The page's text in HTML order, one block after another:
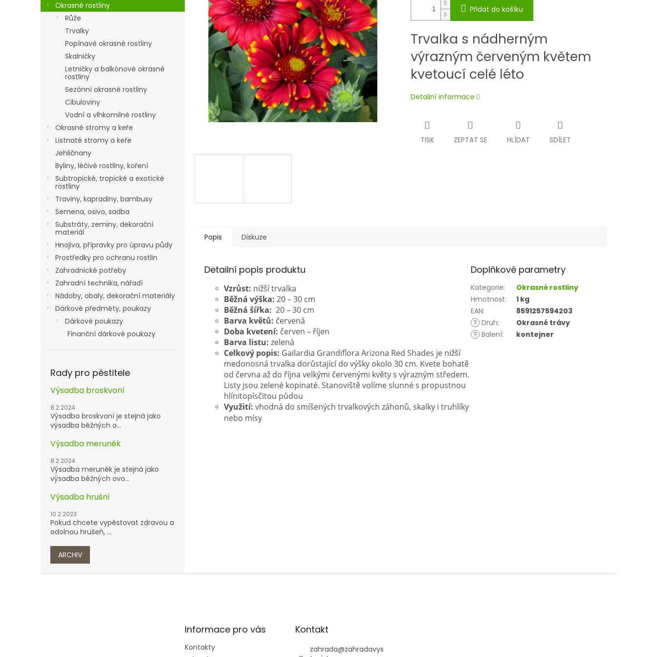
n
Okrasné rostliny
Růže
Trvalky
Popínavé okrasné rostliny
Skalničky
Letničky a balkónové okrasné
rostliny
Sezónní okrasné rostliny
Cibuloviny
Vodní a vlhkomilné rostliny
Okrasné stromy a keře
Listnaté stromy a keře
Jehličnany
Byliny, léčivé rostliny, koření
Subtropické, tropické a exotické
rostliny
Traviny, kapradiny, bambusy
Semena, osivo, sadba
Substráty, zeminy, dekorační
materiál
Hnojiva, přípravky pro úpravu půdy
Prostředky pro ochranu rostlin
Zahradnické potřeby
Zahradní technika, nářadí
Nádoby, obaly, dekorační materiály
Dárkové předměty, poukazy
Dárkové poukazy
Finanční dárkové poukazy
Rady pro pěstitele
Výsadba broskvoní
8.2.2024
Výsadba broskvoní je stejná jako
výsadba běžných o...
Výsadba meruněk
8.2.2024
Výsadba meruněk je stejná jako
výsadba běžných ovo...
Výsadba hrušní
10.2.2023
Pokud chcete vypěstovat zdravou a
odolnou hrušeň, ...
ARCHIV
Přidat do košíku
Trvalka s nádherným
výrazným červeným květem
kvetoucí celé léto
Detailní informace
TISK ZEPTAT SE HLÍDAT SDÍLET
Popis Diskuze
Detailní popis produktu
Vzrůst: nižší trvalka
Běžná výška: 20 – 30 cm
Běžná šířka: 20 – 30 cm
Barva květů: červená
Doba kvetení: červen – říjen
Barva listu: zelená
Celkový popis: Gailardia Grandiflora Arizona Red Shades je nižší
medonosná trvalka dorůstající do výšky okolo 30 cm. Kvete bohatě
od června až do října velkými červenými květy s výrazným středem.
Listy jsou zelené kopinaté. Stanoviště volíme slunné s propustnou
hlínitopísčitou půdou
Využití: vhodná do smíšených trvalkových záhonů, skalky i truhlíky
nebo mísy
Doplňkové parametry
Kategorie:
Okrasné rostliny
Hmotnost:
1 kg
EAN:
8591257594203
? Druh:
Okrasné trávy
? Balení: kontejner
Informace pro vás
Kontakty
Kontakt
zahrada@zahradavys